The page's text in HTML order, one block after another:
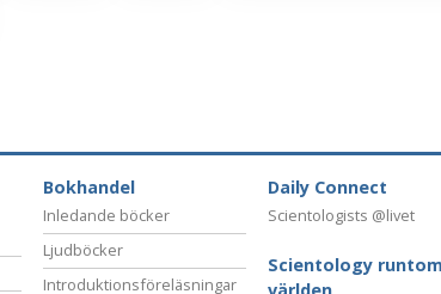
Bokhandel
Inledande böcker
Ljudböcker
Introduktionsföreläsningar
Daily Connect
Scientologists @livet
Scientology